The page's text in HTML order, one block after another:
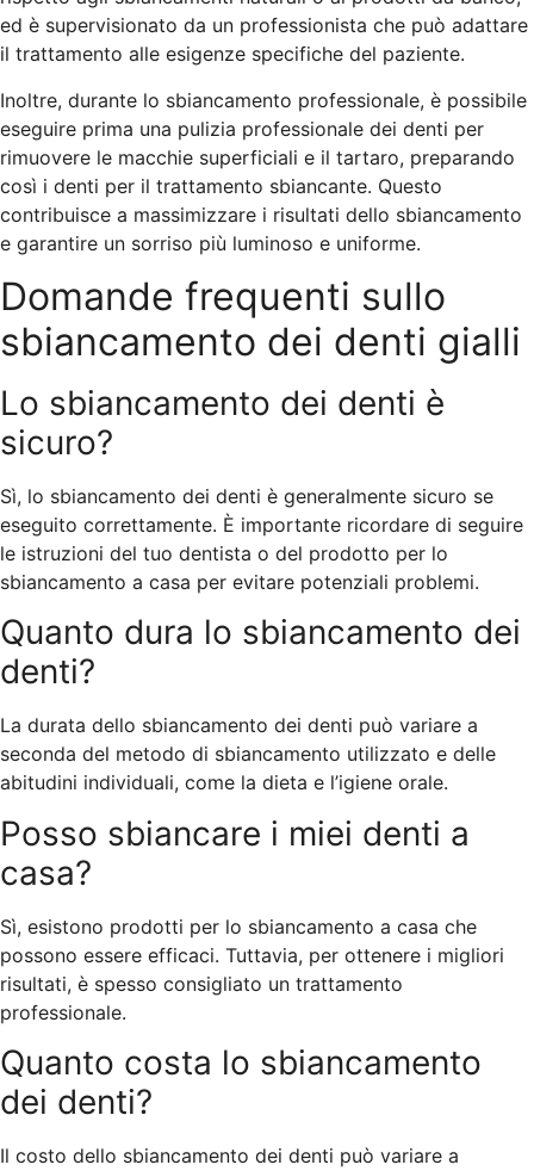
ed è supervisionato da un professionista che può adattare
il trattamento alle esigenze specifiche del paziente.
Inoltre, durante lo sbiancamento professionale, è possibile
eseguire prima una pulizia professionale dei denti per
rimuovere le macchie superficiali e il tartaro, preparando
così i denti per il trattamento sbiancante. Questo
contribuisce a massimizzare i risultati dello sbiancamento
e garantire un sorriso più luminoso e uniforme.
Domande frequenti sullo
sbiancamento dei denti gialli
Lo sbiancamento dei denti è
sicuro?
Sì, lo sbiancamento dei denti è generalmente sicuro se
eseguito correttamente. È importante ricordare di seguire
le istruzioni del tuo dentista o del prodotto per lo
sbiancamento a casa per evitare potenziali problemi.
Quanto dura lo sbiancamento dei
denti?
La durata dello sbiancamento dei denti può variare a
seconda del metodo di sbiancamento utilizzato e delle
abitudini individuali, come la dieta e l’igiene orale.
Posso sbiancare i miei denti a
casa?
Sì, esistono prodotti per lo sbiancamento a casa che
possono essere efficaci. Tuttavia, per ottenere i migliori
risultati, è spesso consigliato un trattamento
professionale.
Quanto costa lo sbiancamento
dei denti?
Il costo dello sbiancamento dei denti può variare a